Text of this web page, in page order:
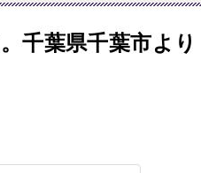
千葉県千葉市より